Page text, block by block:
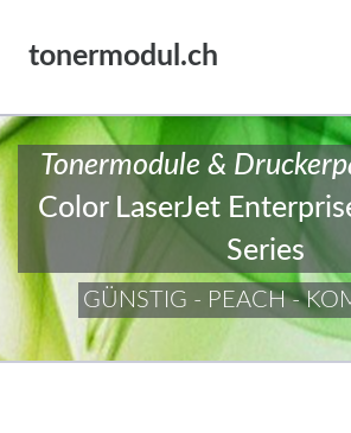
tonermodul.ch
Tonermodule &
Color LaserJet
Series
GÜNSTIG - PEACH -